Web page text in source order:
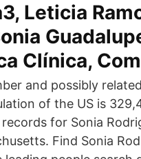
Leticia
Clínica,
and possibly
of the US is
for Sonia
Find Sonia